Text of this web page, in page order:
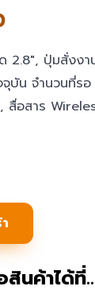
2.8″, ปุ่มสั่งง
บัน จำนวนที่รอ
อสาร
นค้าได้ที่